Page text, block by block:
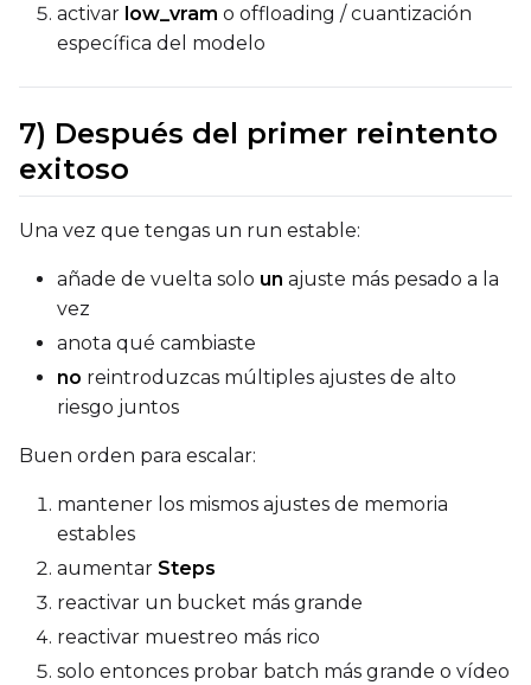
activar low_vram o offloading / cuantización
específica del modelo
7) Después del primer reintento
exitoso
Una vez que tengas un run estable:
añade de vuelta solo un ajuste más pesado a la
vez
anota qué cambiaste
no reintroduzcas múltiples ajustes de alto
riesgo juntos
Buen orden para escalar:
mantener los mismos ajustes de memoria
estables
aumentar Steps
reactivar un bucket más grande
reactivar muestreo más rico
solo entonces probar batch más grande o vídeo